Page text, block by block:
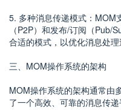
5. 多种消息传递模式：MOM
（P2P）和发布/订阅（Pub/
合适的模式，以优化消息处理
三、MOM操作系统的架构
MOM操作系统的架构通常由
了一个高效、可靠的消息传递